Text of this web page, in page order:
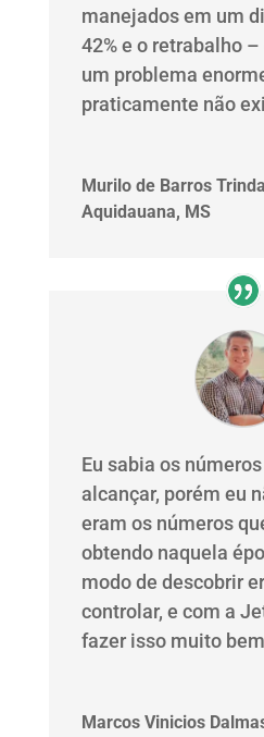
manejados em um
42% e o retrabalho
um problema
praticamente não
Murilo de Barros
Aquidauana, MS
Eu sabia os
alcançar, porém eu
eram os números
obtendo naquela
modo de descobrir
controlar, e com a
fazer isso muito
Marcos Vinicios